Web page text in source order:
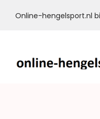
Online-hengelsport.nl